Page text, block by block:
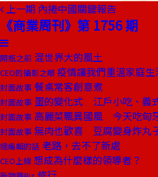
上一期 內捲中國關鍵報告
《商業周刊》第 1756 期
開瓶之前 混世界大的風土
CEO的攝影之眼 疫情讓我們重溫家庭生
封面故事 餐桌常客創意煮
封面故事 蛋的變化式 江戶小吃、義
封面故事 高麗菜飄異國風 今天吃匈
封面故事 無肉也歡喜 豆腐變身炸丸
總編輯的話 老路，去不了新處
CEO上線 想成為什麼樣的領導者？